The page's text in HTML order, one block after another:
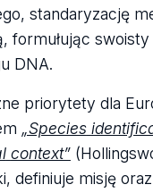
standaryzację
formułując
DNA.
priorytety dla
„Species
context”
definiuje misję